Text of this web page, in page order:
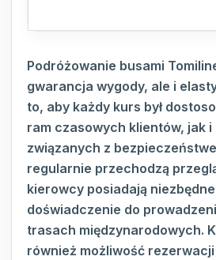
Podróżowanie busami
gwarancja wygody, ale i
to, aby każdy kurs był
ram czasowych klientów, jak i
związanych z
regularnie przechodzą
kierowcy posiadają
doświadczenie do
trasach międzynarodowych.
również możliwość